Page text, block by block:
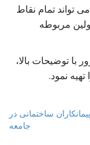
تمام نقاط
مربوطه
توضیحات بالا،
نمود.
ساختمانی در
جامعه